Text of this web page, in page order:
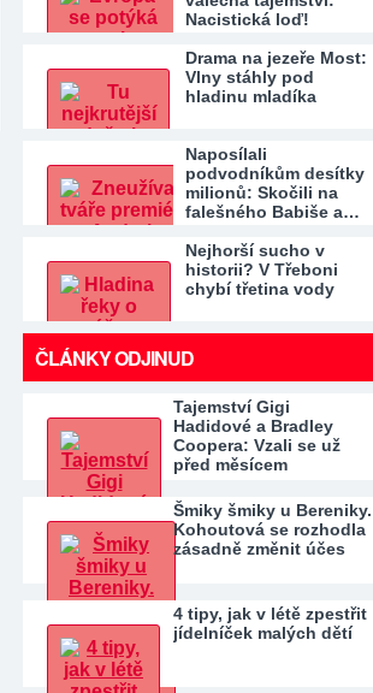
Nacistická loď!
Drama na jezeře Most:
Vlny stáhly pod
hladinu mladíka
Naposílali
podvodníkům desítky
milionů: Skočili na
falešného Babiše a…
Nejhorší sucho v
historii? V Třeboni
chybí třetina vody
ČLÁNKY ODJINUD
Tajemství Gigi
Hadidové a Bradley
Coopera: Vzali se už
před měsícem
Šmiky šmiky u Bereniky.
Kohoutová se rozhodla
zásadně změnit účes
4 tipy, jak v létě zpestřit
jídelníček malých dětí